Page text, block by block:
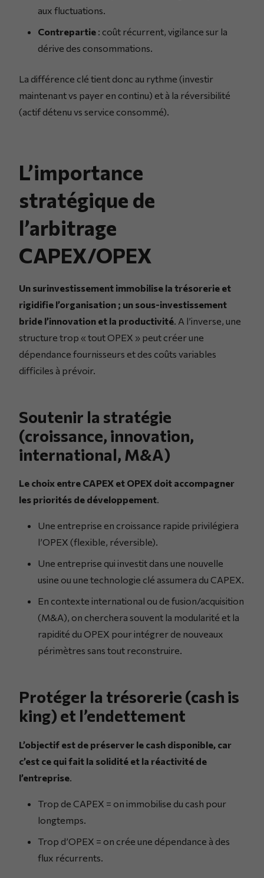
aux fluctuations.
Contrepartie : coût récurrent, vigilance sur la
dérive des consommations.
La différence clé tient donc au rythme (investir
maintenant vs payer en continu) et à la réversibilité
(actif détenu vs service consommé).
L’importance
stratégique de
l’arbitrage
CAPEX/OPEX
Un surinvestissement immobilise la trésorerie et
rigidifie l’organisation ; un sous-investissement
bride l’innovation et la productivité. A l’inverse, une
structure trop « tout OPEX » peut créer une
dépendance fournisseurs et des coûts variables
difficiles à prévoir.
Soutenir la stratégie
(croissance, innovation,
international, M&A)
Le choix entre CAPEX et OPEX doit accompagner
les priorités de développement.
Une entreprise en croissance rapide privilégiera
l’OPEX (flexible, réversible).
Une entreprise qui investit dans une nouvelle
usine ou une technologie clé assumera du CAPEX.
En contexte international ou de fusion/acquisition
(M&A), on cherchera souvent la modularité et la
rapidité du OPEX pour intégrer de nouveaux
périmètres sans tout reconstruire.
Protéger la trésorerie (cash is
king) et l’endettement
L’objectif est de préserver le cash disponible, car
c’est ce qui fait la solidité et la réactivité de
l’entreprise
Trop de CAPEX = on immobilise du cash pour
longtemps.
Trop d’OPEX = on crée une dépendance à des
flux récurrents.